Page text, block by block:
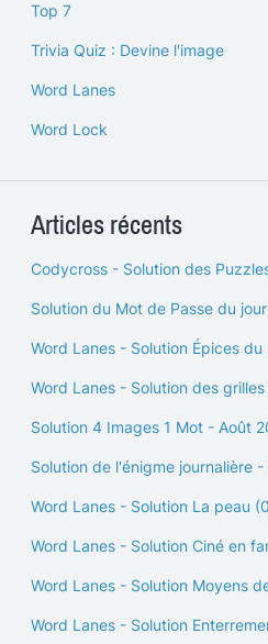
Top 7
Trivia Quiz : Devine l'image
Word Lanes
Word Lock
Articles récents
Codycross - Solution des
Solution du Mot de Passe du
Word Lanes - Solution Épices
Word Lanes - Solution des
Solution 4 Images 1 Mot - Août
Solution de l'énigme journalière
Word Lanes - Solution La peau
Word Lanes - Solution Ciné en
Word Lanes - Solution Moyens
Word Lanes - Solution